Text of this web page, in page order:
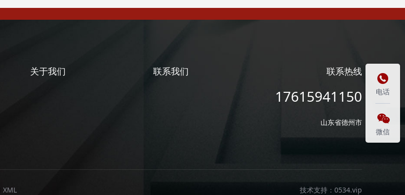
关于我们 联系我们 联系热线
17615941150
山东省德州市
XML 技术支持： 0534.vip

电话

微信